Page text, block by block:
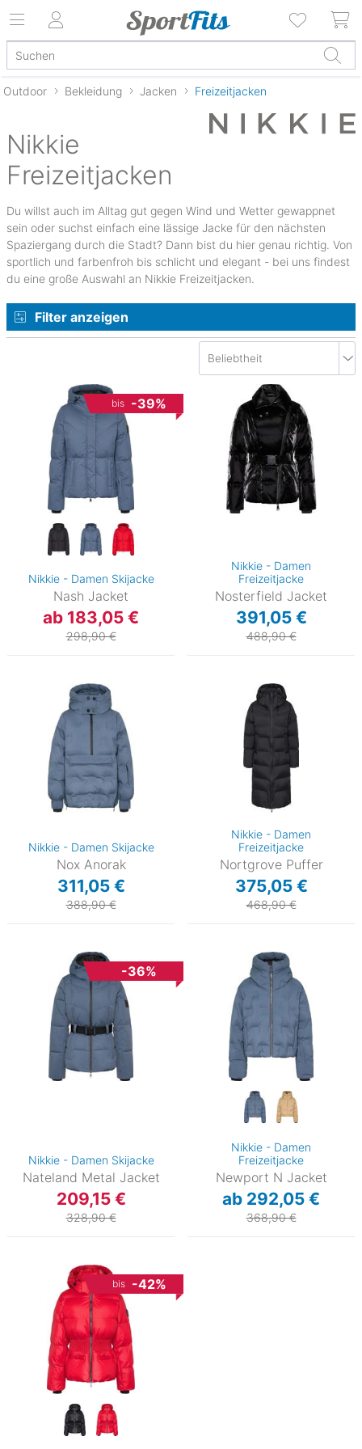
Outdoor Bekleidung Jacken Freizeitjacken
Nikkie
Freizeitjacken
Du willst auch im Alltag gut gegen Wind und Wetter gewappnet
sein oder suchst einfach eine lässige Jacke für den nächsten
Spaziergang durch die Stadt? Dann bist du hier genau richtig. Von
sportlich und farbenfroh bis schlicht und elegant - bei uns findest
du eine große Auswahl an Nikkie Freizeitjacken.
Filter anzeigen
bis -39%
Nikkie - Damen Skijacke
Nash Jacket
ab 183,05 €
298,90 €
Nikkie - Damen
Freizeitjacke
Nosterfield Jacket
391,05 €
488,90 €
Nikkie - Damen Skijacke
Nox Anorak
311,05 €
388,90 €
Nikkie - Damen
Freizeitjacke
Nortgrove Puffer
375,05 €
468,90 €
-36%
Nikkie - Damen Skijacke
Nateland Metal Jacket
209,15 €
328,90 €
Nikkie - Damen
Freizeitjacke
Newport N Jacket
ab 292,05 €
368,90 €
bis -42%